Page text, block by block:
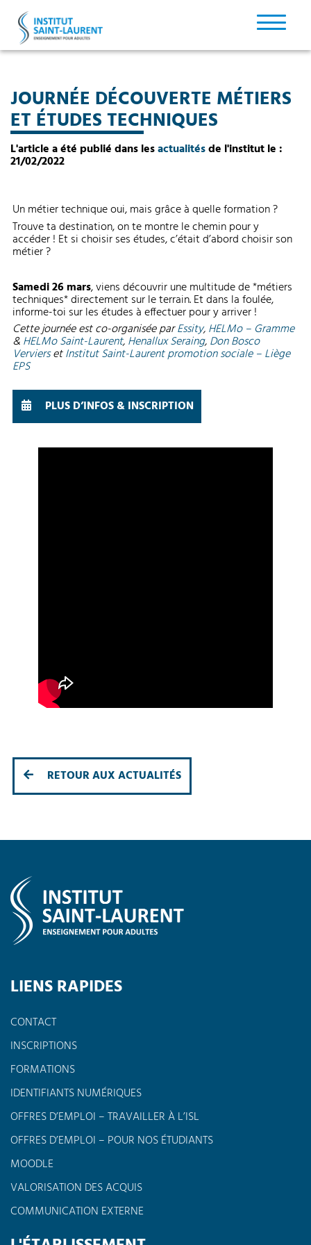
JOURNÉE DÉCOUVERTE MÉTIERS
ET ÉTUDES TECHNIQUES
L'article a été publié dans lesactualitésde l'institut le :
21/02/2022
Un métier technique oui, mais grâce à quelle formation ?
Trouve ta destination, on te montre le chemin pour y
accéder ! Et si choisir ses études, c’était d’abord choisir son
métier ?
Samedi 26 mars, viens découvrir une multitude de *métiers
techniques* directement sur le terrain. Et dans la foulée,
informe-toi sur les études à effectuer pour y arriver !
Cette journée est co-organisée parEssity,HELMo – Gramme
&HELMo Saint-Laurent,Henallux Seraing,Don Bosco
VerviersetInstitut Saint-Laurent promotion sociale – Liège
EPS
PLUS D’INFOS & INSCRIPTION
RETOUR AUX ACTUALITÉS
LIENS RAPIDES
CONTACT
INSCRIPTIONS
FORMATIONS
IDENTIFIANTS NUMÉRIQUES
OFFRES D’EMPLOI – TRAVAILLER À L’ISL
OFFRES D’EMPLOI – POUR NOS ÉTUDIANTS
MOODLE
VALORISATION DES ACQUIS
COMMUNICATION EXTERNE